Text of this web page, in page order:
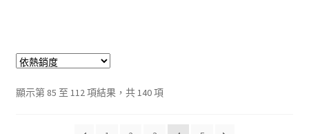
顯示第 85 至 112 項結果，共 140 項依
均